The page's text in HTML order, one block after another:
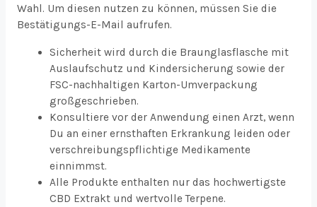
Wahl. Um diesen nutzen zu können, müssen Sie die
Bestätigungs-E-Mail aufrufen.
Sicherheit wird durch die Braunglasflasche mit
Auslaufschutz und Kindersicherung sowie der
FSC-nachhaltigen Karton-Umverpackung
großgeschrieben.
Konsultiere vor der Anwendung einen Arzt, wenn
Du an einer ernsthaften Erkrankung leiden oder
verschreibungspflichtige Medikamente
einnimmst.
Alle Produkte enthalten nur das hochwertigste
CBD Extrakt und wertvolle Terpene.